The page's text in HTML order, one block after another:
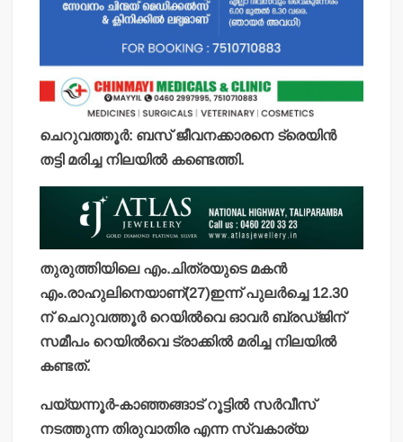
ചെറുവത്തൂര്‍: ബസ് ജീവനക്കാരനെ ട്രെയിന്‍
തട്ടി മരിച്ച നിലയില്‍ കണ്ടെത്തി.
തുരുത്തിയിലെ എം.ചിത്രയുടെ മകന്‍
എം.രാഹുലിനെയാണ്(27)ഇന്ന് പുലര്‍ച്ചെ 12.30
ന് ചെറുവത്തൂര്‍ റെയില്‍വെ ഓവര്‍ ബ്രഡ്ജിന്
സമീപം റെയില്‍വെ ട്രാക്കില്‍ മരിച്ച നിലയില്‍
കണ്ടത്.
പയ്യന്നൂര്‍-കാഞ്ഞങ്ങാട് റൂട്ടില്‍ സര്‍വീസ്
നടത്തുന്ന തിരുവാതിര എന്ന സ്വകാര്യ